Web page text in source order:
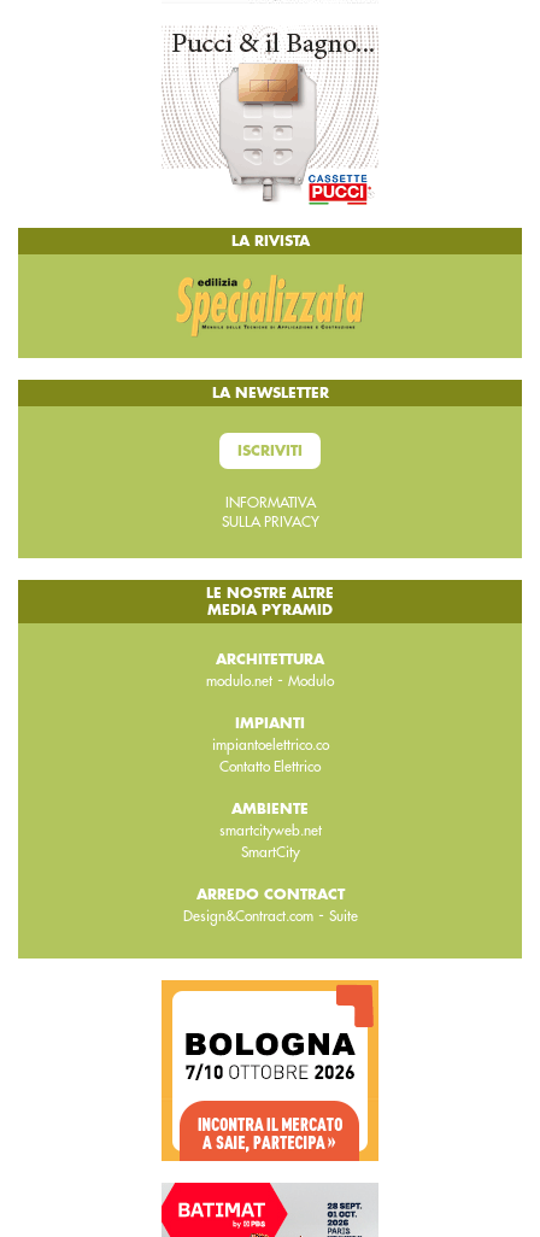
LA RIVISTA
LA NEWSLETTER
ISCRIVITI
INFORMATIVA
SULLA PRIVACY
LE NOSTRE ALTRE
MEDIA PYRAMID
ARCHITETTURA
modulo.net - Modulo
IMPIANTI
impiantoelettrico.co
Contatto Elettrico
AMBIENTE
smartcityweb.net
SmartCity
ARREDO CONTRACT
Design&Contract.com- Suite